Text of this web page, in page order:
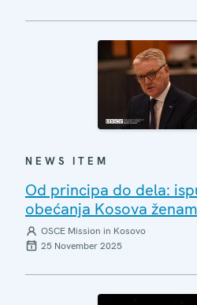
NEWS ITEM
Od principa do dela:
obećanja Kosova
OSCE Mission in Kosovo
25 November 2025